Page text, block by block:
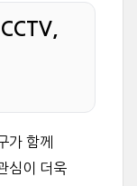
가 함께
심이 더욱